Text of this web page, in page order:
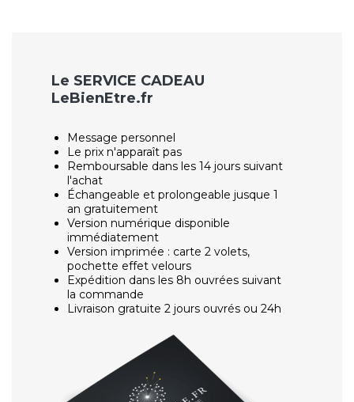
Le SERVICE CADEAU
LeBienEtre.fr
Message personnel
Le prix n'apparaît pas
Remboursable dans les 14 jours suivant
l'achat
Échangeable et prolongeable jusque 1
an gratuitement
Version numérique disponible
immédiatement
Version imprimée : carte 2 volets,
pochette effet velours
Expédition dans les 8h ouvrées suivant
la commande
Livraison gratuite 2 jours ouvrés ou 24h